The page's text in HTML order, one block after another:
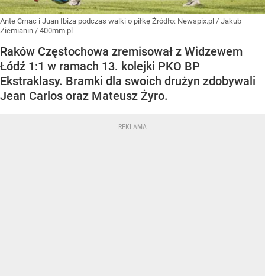
Ante Crnac i Juan Ibiza podczas walki o piłkę Źródło: Newspix.pl / Jakub
Ziemianin / 400mm.pl
Raków Częstochowa zremisował z Widzewem
Łódź 1:1 w ramach 13. kolejki PKO BP
Ekstraklasy. Bramki dla swoich drużyn zdobywali
Jean Carlos oraz Mateusz Żyro.